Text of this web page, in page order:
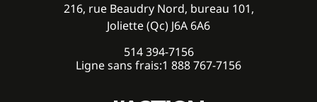
216, rue Beaudry Nord, bureau 101,
Joliette (Qc) J6A 6A6
514 394-7156
Ligne sans frais:1 888 767-7156